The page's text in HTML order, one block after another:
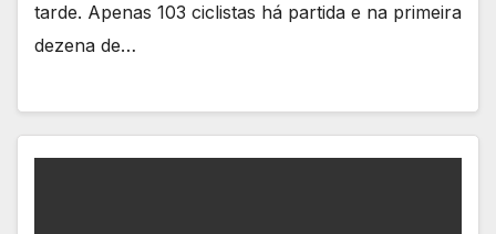
tarde. Apenas 103 ciclistas há partida e na primeira
dezena de…